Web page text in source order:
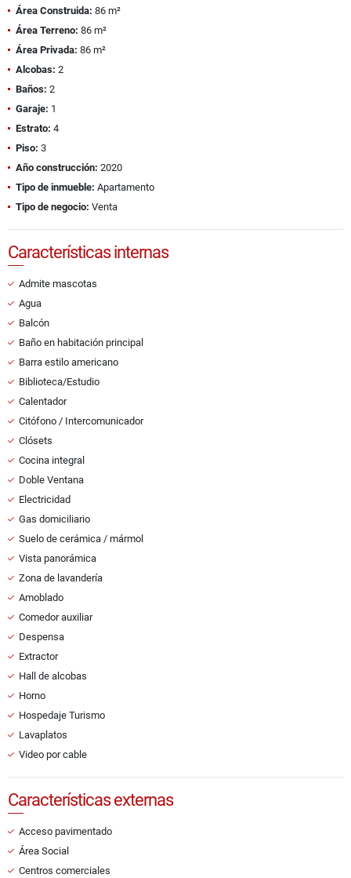
Área Construida: 86 m²
Área Terreno: 86 m²
Área Privada: 86 m²
Alcobas: 2
Baños: 2
Garaje: 1
Estrato: 4
Piso: 3
Año construcción: 2020
Tipo de inmueble: Apartamento
Tipo de negocio: Venta
Características internas
Admite mascotas
Agua
Balcón
Baño en habitación principal
Barra estilo americano
Biblioteca/Estudio
Calentador
Citófono / Intercomunicador
Clósets
Cocina integral
Doble Ventana
Electricidad
Gas domiciliario
Suelo de cerámica / mármol
Vista panorámica
Zona de lavandería
Amoblado
Comedor auxiliar
Despensa
Extractor
Hall de alcobas
Horno
Hospedaje Turismo
Lavaplatos
Video por cable
Características externas
Acceso pavimentado
Área Social
Centros comerciales